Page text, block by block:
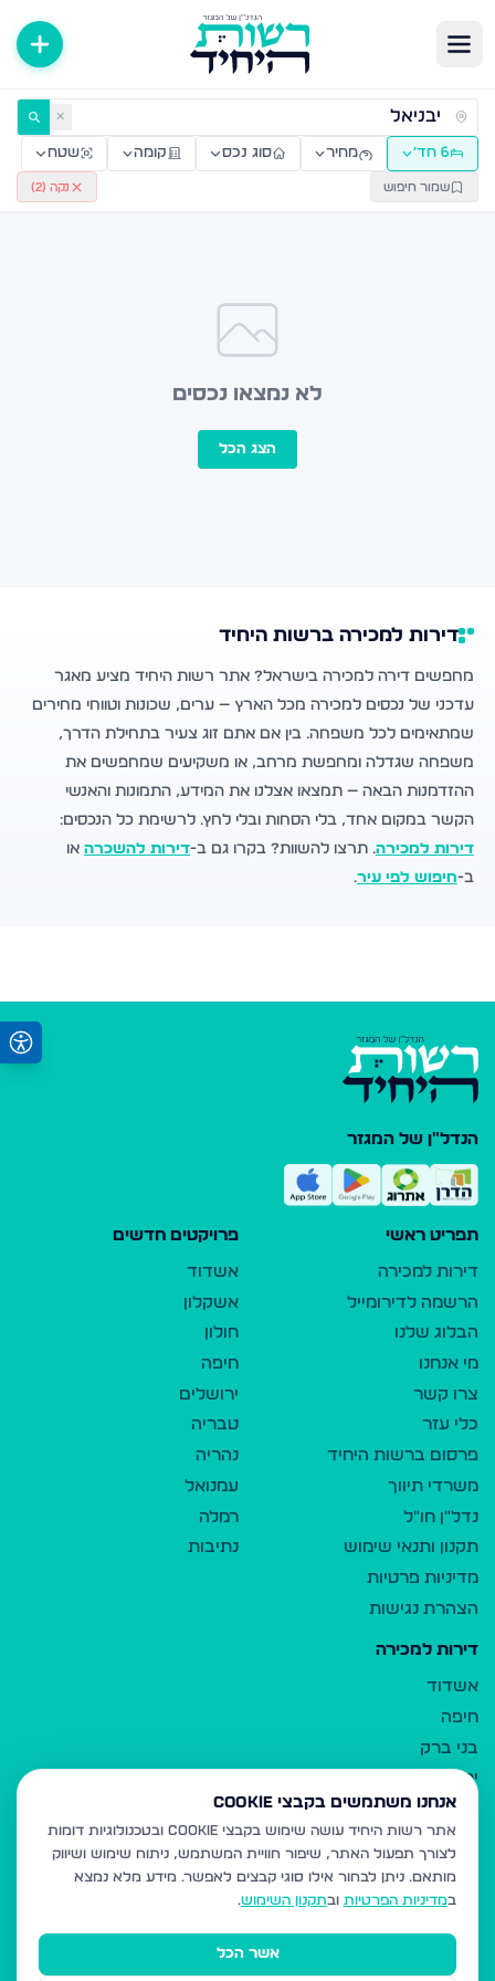
דירות למכירה ולהשכרה — רשות היחיד ✕
6 חד׳ מחיר סוג נכס קומה שטח
שמור חיפוש נקה (2
)
לא נמצאו נכסים
הצג הכל
דירות למכירה ברשות היחיד
מחפשים דירה למכירה בישראל? אתר רשות היחיד מציע מאגר
עדכני של נכסים למכירה מכל הארץ — ערים, שכונות וטווחי מחירים
שמתאימים לכל משפחה. בין אם אתם זוג צעיר בתחילת הדרך,
משפחה שגדלה ומחפשת מרחב, או משקיעים שמחפשים את
ההזדמנות הבאה — תמצאו אצלנו את המידע, התמונות והאנשי
הקשר במקום אחד, בלי הסחות ובלי לחץ. לרשימת כל הנכסים:
דירות למכירה. תרצו להשוות? בקרו גם ב-דירות להשכרה או
ב-חיפוש לפי עיר.
הנדל"ן של המגזר
תפריט ראשי
דירות למכירה
הרשמה לדירומייל
הבלוג שלנו
מי אנחנו
צרו קשר
כלי עזר
פרסום ברשות היחיד
משרדי תיווך
נדל"ן חו"ל
תקנון ותנאי שימוש
מדיניות פרטיות
הצהרת נגישות
פרויקטים חדשים
אשדוד
אשקלון
חולון
חיפה
ירושלים
טבריה
נהריה
עמנואל
רמלה
נתיבות
דירות למכירה
אשדוד
חיפה
בני ברק
ירושלים
אלעד
גבעת זאב
בית שמש
רכסים
מודיעין עילית
אנחנו משתמשים בקבצי Cookie
אתר רשות היחיד עושה שימוש בקבצי Cookie ובטכנולוגיות דומות
לצורך תפעול האתר, שיפור חוויית המשתמש, ניתוח שימוש ושיווק
מותאם. ניתן לבחור אילו סוגי קבצים לאפשר. מידע מלא נמצא
במדיניות הפרטיות ובתקנון השימוש.
אשר הכל